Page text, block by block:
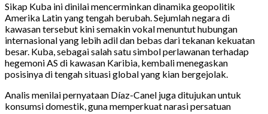
Sikap Kuba ini dinilai mencerminkan dinamika geopolitik
Amerika Latin yang tengah berubah. Sejumlah negara di
kawasan tersebut kini semakin vokal menuntut hubungan
internasional yang lebih adil dan bebas dari tekanan kekuatan
besar. Kuba, sebagai salah satu simbol perlawanan terhadap
hegemoni AS di kawasan Karibia, kembali menegaskan
posisinya di tengah situasi global yang kian bergejolak.
Analis menilai pernyataan Díaz-Canel juga ditujukan untuk
konsumsi domestik, guna memperkuat narasi persatuan